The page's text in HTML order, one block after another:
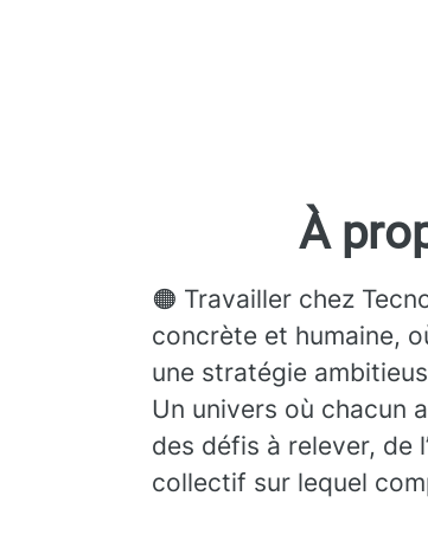
À
🟠 Travailler chez
concrète et humaine,
une stratégie
Un univers où chacun
des défis à relever, de
collectif sur lequel